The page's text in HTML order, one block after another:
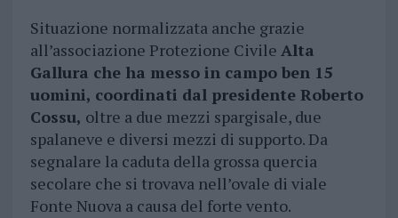
Situazione normalizzata anche grazie
all’associazione Protezione Civile Alta
Gallura che ha messo in campo ben 15
uomini, coordinati dal presidente Roberto
Cossu, oltre a due mezzi spargisale, due
spalaneve e diversi mezzi di supporto. Da
segnalare la caduta della grossa quercia
secolare che si trovava nell’ovale di viale
Fonte Nuova a causa del forte vento.